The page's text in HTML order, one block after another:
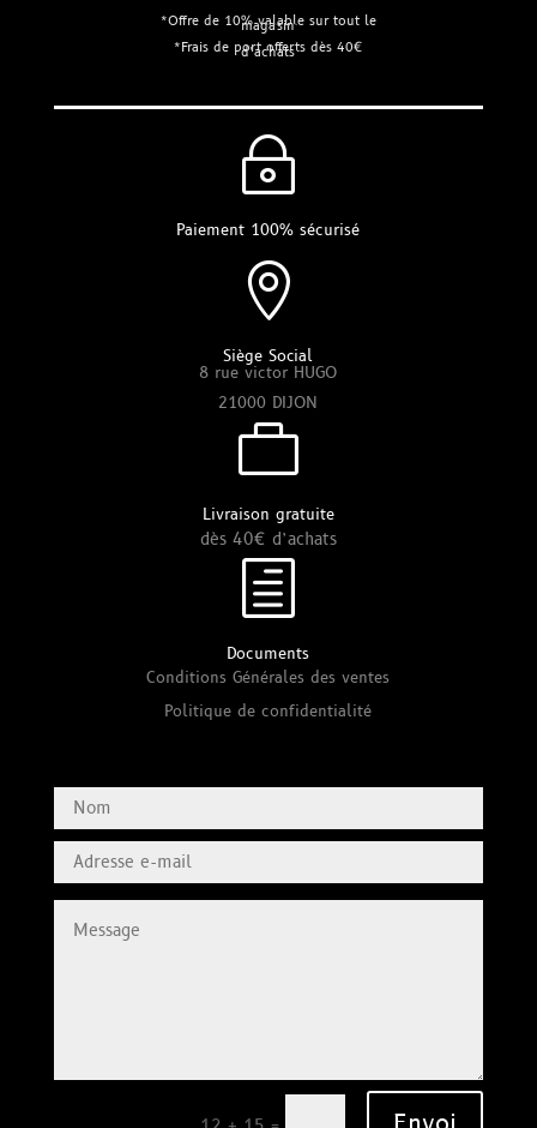
*Offre de 10% valable sur tout le
magasin
*Frais de port offerts dès 40€
d’achats
~
Paiement 100% sécurisé

Siège Social
8 rue victor HUGO
21000 DIJON

Livraison gratuite
dès 40€ d’achats
h
Documents
Conditions Générales des ventes
Politique de confidentialité